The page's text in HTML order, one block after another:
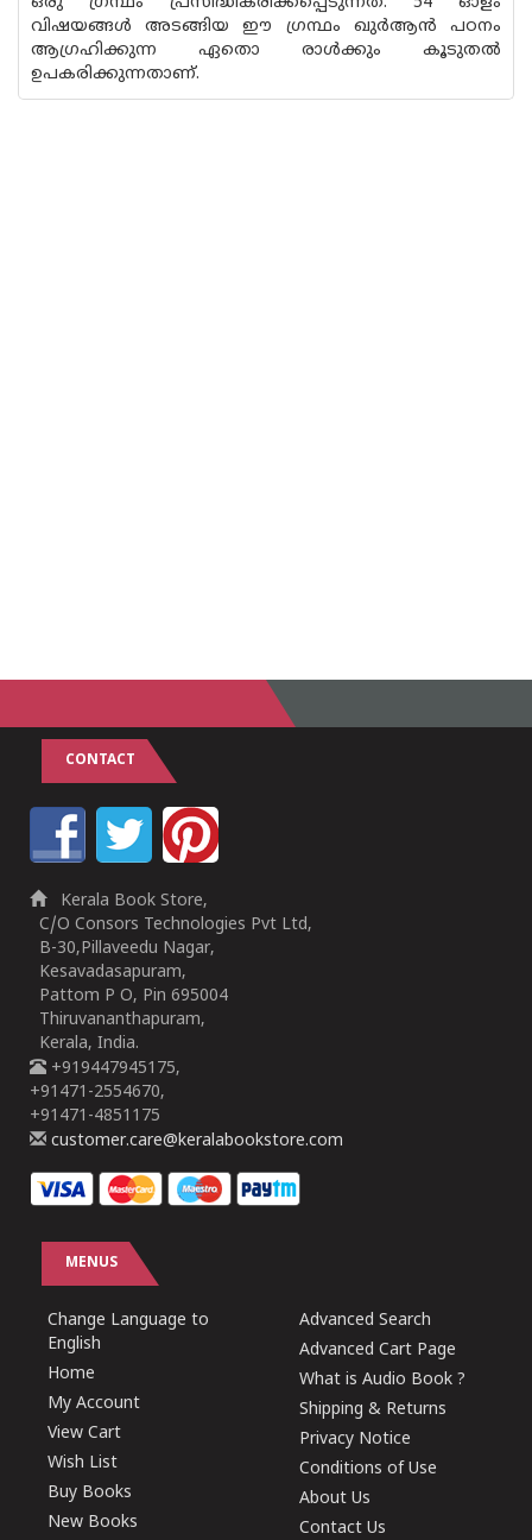
വിഷയങ്ങൾ അടങ്ങിയ ഈ ഗ്രന്ഥം ഖുർആൻ പഠനം
ആഗ്രഹിക്കുന്ന ഏതൊ രാൾക്കും കൂടുതൽ
ഉപകരിക്കുന്നതാണ്.
CONTACT
Kerala Book Store,
C/O Consors Technologies Pvt Ltd,
B-30,Pillaveedu Nagar,
Kesavadasapuram,
Pattom P O, Pin 695004
Thiruvananthapuram,
Kerala, India.
+919447945175,
+91471-2554670,
+91471-4851175
customer.care@keralabookstore.com
MENUS
Change Language to
English
Home
My Account
View Cart
Wish List
Buy Books
New Books
Advanced Search
Advanced Cart Page
What is Audio Book ?
Shipping & Returns
Privacy Notice
Conditions of Use
About Us
Contact Us